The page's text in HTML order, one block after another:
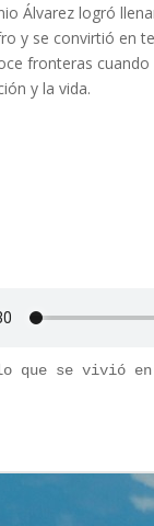
Álvarez logró
y se convirtió en
fronteras cuando
y la vida.
lo que se vivió